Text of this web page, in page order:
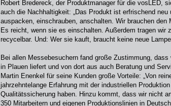
Robert Bredereck, der Produktmanager für die vosLED,
auch die Nachhaltigkeit: „Das Produkt ist erfrischend
auspacken, einschrauben, anschalten. Wir brauchen
Es reicht, wenn sie es einschalten. Außerdem tragen wir
recycelbar. Und: Wer sie kauft, braucht keine neue
Bei allen Messebesuchern fand große Zustimmung,
in Plauen liefert und von dort aus auch Beratung und
Martin Enenkel für seine Kunden große Vorteile: „Von
jahrzehntelange Erfahrung mit der industriellen
Qualitätssicherung haben. Hinzu kommt, dass wir nicht
350 Mitarbeitern und eigenen Produktionslinien in